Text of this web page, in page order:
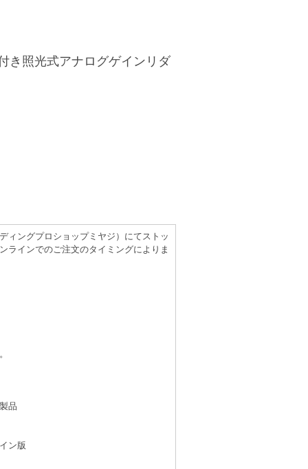
き照光式アナログゲインリダ
ィングプロショップミヤジ）にてストッ
ラインでのご注文のタイミングによりま
品
ン版